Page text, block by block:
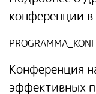
конференции
Конференция
эффективных